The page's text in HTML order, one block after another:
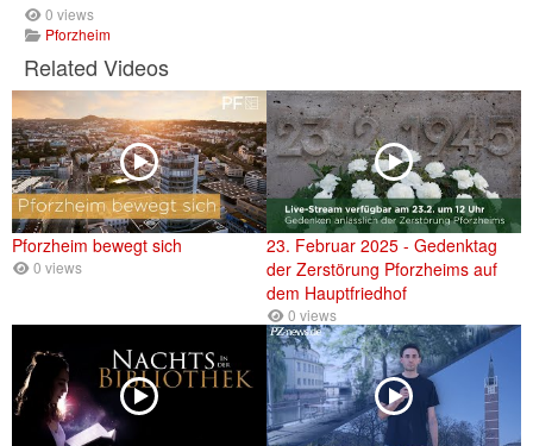
0 views
Pforzheim
Related Videos
Pforzheim bewegt sich
0 views
23. Februar 2025 - Gedenktag
der Zerstörung Pforzheims auf
dem Hauptfriedhof
0 views